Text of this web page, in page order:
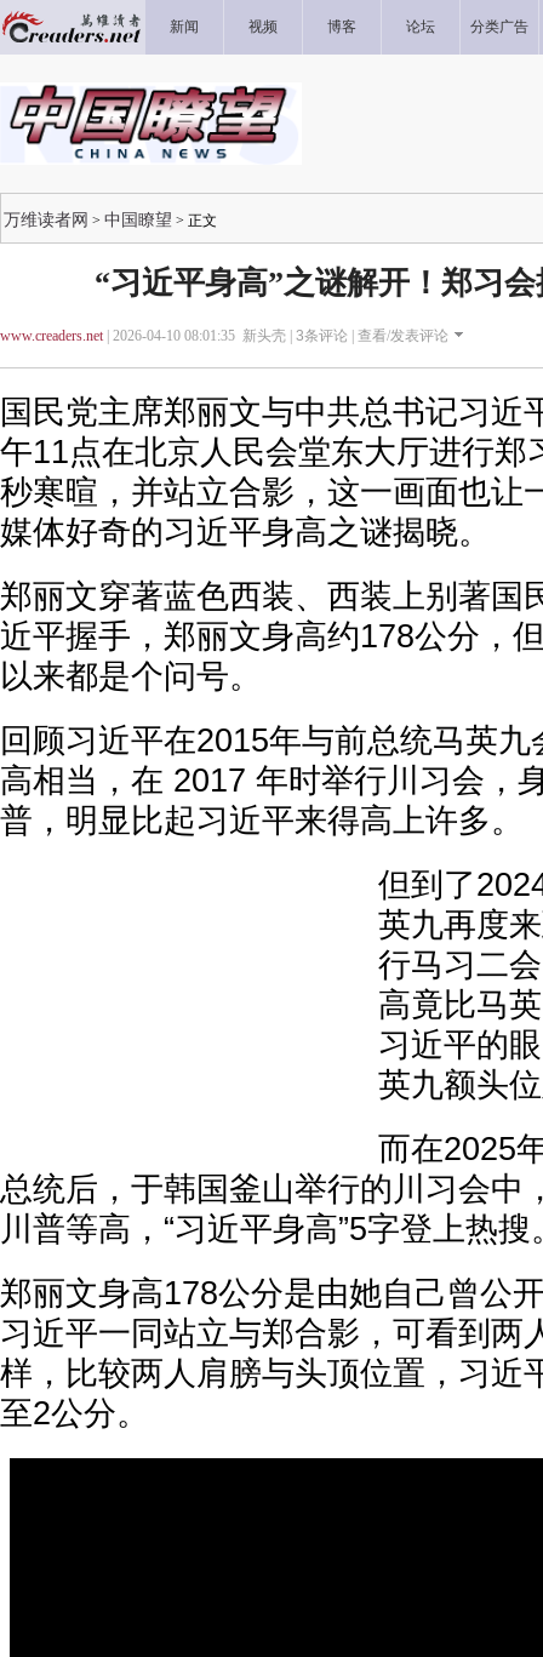
新闻 视频 博客 论坛 分类广告
万维读者网 > 中国瞭望 > 正文
“习近平身高”之谜解开！郑习
www.creaders.net| 2026-04-10 08:01:35 新头壳 | 3条评论 | 查看/发表评论
国民党主席郑丽文与中共总书记习近
午11点在北京人民会堂东大厅进行郑
秒寒暄，并站立合影，这一画面也让
媒体好奇的习近平身高之谜揭晓。
郑丽文穿著蓝色西装、西装上别著国
近平握手，郑丽文身高约178公分，
以来都是个问号。
回顾习近平在2015年与前总统马英
高相当，在 2017 年时举行川习会，
普，明显比起习近平来得高上许多。
但到了
英九再度
行马习二
高竟比马
习近平的
英九额头
而在2025
总统后，于韩国釜山举行的川习会中
川普等高，“习近平身高”5字登上热搜
郑丽文身高178公分是由她自己曾公
习近平一同站立与郑合影，可看到两
样，比较两人肩膀与头顶位置，习近
至2公分。